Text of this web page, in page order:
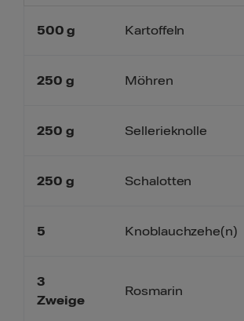
500 g
250 g
250 g
250 g
5
3
Zweige
Kartoffeln
Möhren
Sellerieknolle
Schalotten
Knoblauchzehe(n)
Rosmarin